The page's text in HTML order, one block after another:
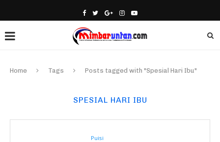
Home Tags Posts tagged with "Spesial Hari Ibu"
SPESIAL HARI IBU
Puisi